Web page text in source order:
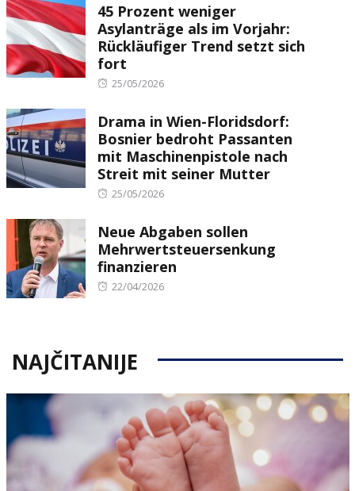
45 Prozent weniger
Asylanträge als im Vorjahr:
Rückläufiger Trend setzt sich
fort
Posted
25/05/2026
Drama in Wien-Floridsdorf:
Bosnier bedroht Passanten
mit Maschinenpistole nach
Streit mit seiner Mutter
Posted
25/05/2026
Neue Abgaben sollen
Mehrwertsteuersenkung
finanzieren
Posted
22/04/2026
NAJČITANIJE